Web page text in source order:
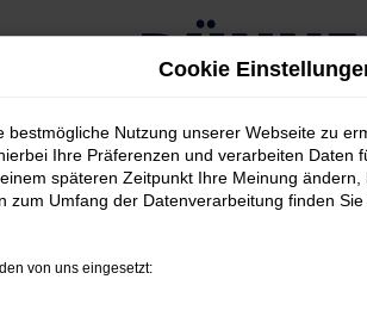
Cookie
bestmögliche Nutzung unserer Webseite zu
Ihre Präferenzen und verarbeiten Daten
späteren Zeitpunkt Ihre Meinung
zum Umfang der Datenverarbeitung finden Sie
von uns eingesetzt: